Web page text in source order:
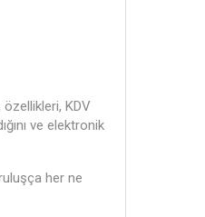
KDV
ve elektronik
her ne